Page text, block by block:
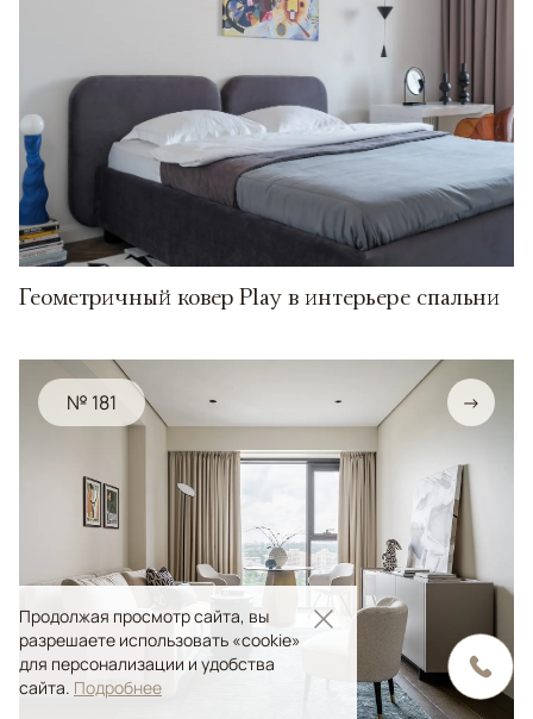
Геометричный ковер Play в интерьере спальни
№ 181 →
Продолжая просмотр сайта, вы
разрешаете использовать «cookie»
для персонализации и удобства
сайта. Подробнее